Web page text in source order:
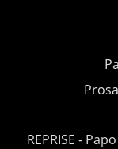
REPRISE -